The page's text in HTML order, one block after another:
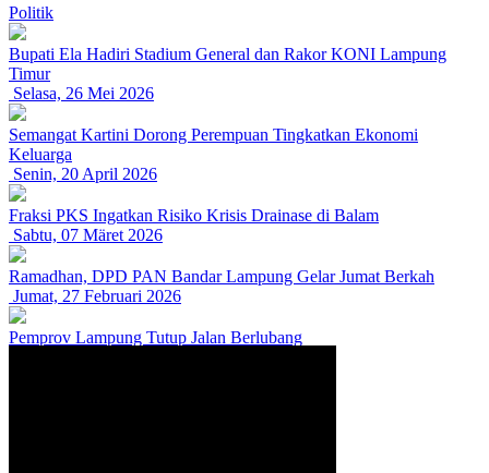
Politik
Bupati Ela Hadiri Stadium General dan Rakor KONI Lampung
Timur
Selasa, 26 Mei 2026
Semangat Kartini Dorong Perempuan Tingkatkan Ekonomi
Keluarga
Senin, 20 April 2026
Fraksi PKS Ingatkan Risiko Krisis Drainase di Balam
Sabtu, 07 Märet 2026
Ramadhan, DPD PAN Bandar Lampung Gelar Jumat Berkah
Jumat, 27 Februari 2026
Pemprov Lampung Tutup Jalan Berlubang